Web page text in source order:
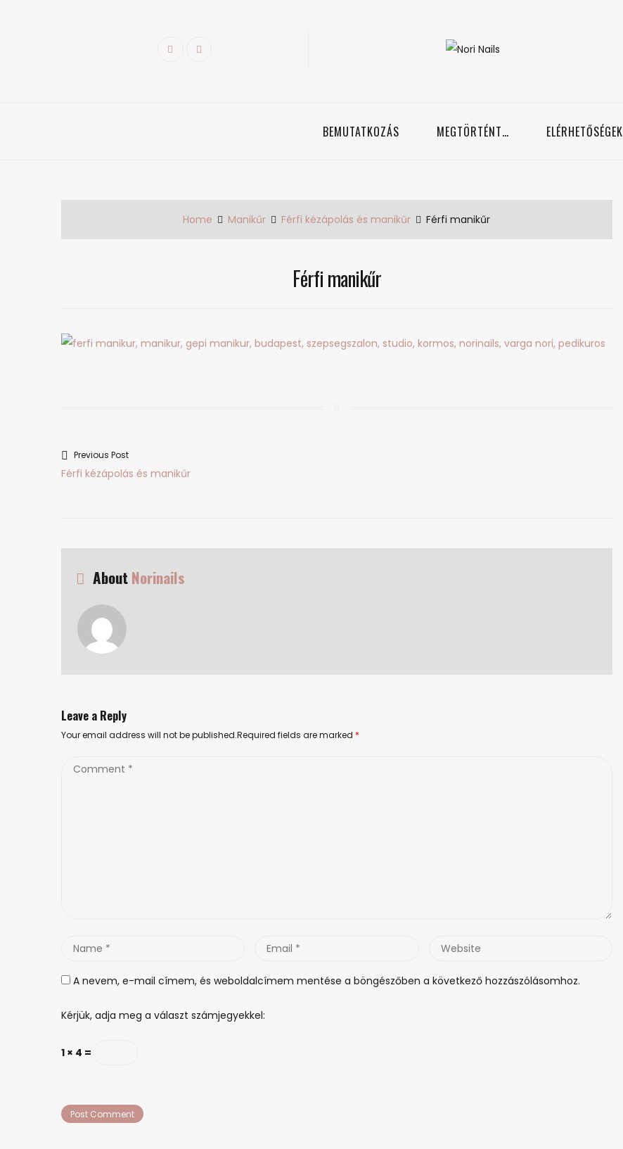
FacebookInstagram
BEMUTATKOZÁS MEGTÖRTÉNT… ELÉRHETŐSÉGEK
Home Manikűr Férfi kézápolás és manikűr Férfi manikűr
Férfi manikűr
Bejegyzés
Previous Post
Previous
Férfi kézápolás és manikűr
AboutNorinails
Leave a Reply
Your email address will not be published.Required fields are marked *
Comment
Name
Email
Website
A nevem, e-mail címem, és weboldalcímem mentése a böngészőben a következő hozzászólásomhoz.
Kérjük, adja meg a választ számjegyekkel:
1 × 4 =